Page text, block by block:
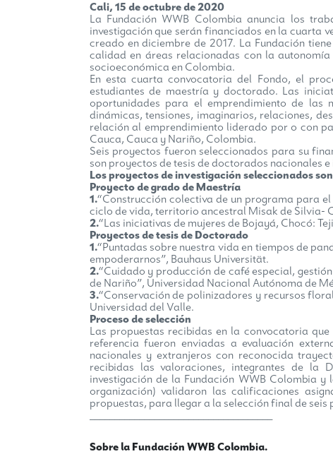
Cali, 15 de octubre de 2020
La Fundación WWB Colombia anuncia los
investigación que serán financiados en la cuarta
creado en diciembre de 2017. La Fundación
calidad en áreas relacionadas con la
socioeconómica en Colombia.
En esta cuarta convocatoria del Fondo, el
estudiantes de maestría y doctorado. Las
oportunidades para el emprendimiento de las
dinámicas, tensiones, imaginarios, relaciones,
relación al emprendimiento liderado por o con
Cauca, Cauca y Nariño, Colombia.
Seis proyectos fueron seleccionados para su
son proyectos de tesis de doctorados nacionales
Los proyectos de investigación seleccionados
Proyecto de grado de Maestría
1.“Construcción colectiva de un programa para
ciclo de vida, territorio ancestral Misak de Silvia-
2.“Las iniciativas de mujeres de Bojayá, Chocó:
Proyectos de tesis de Doctorado
1.“Puntadas sobre nuestra vida en tiempos de
empoderarnos”, Bauhaus Universität.
2.“Cuidado y producción de café especial,
de Nariño”, Universidad Nacional Autónoma de
3.“Conservación de polinizadores y recursos
Universidad del Valle.
Proceso de selección
Las propuestas recibidas en la convocatoria
referencia fueron enviadas a evaluación
nacionales y extranjeros con reconocida
recibidas las valoraciones, integrantes de la
investigación de la Fundación WWB Colombia
organización) validaron las calificaciones
propuestas, para llegar a la selección final de
Sobre la Fundación WWB Colombia.